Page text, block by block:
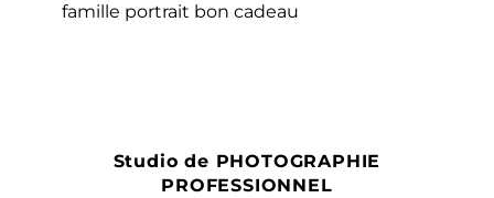
Studio de PHOTOGRAPHIE
PROFESSIONNEL